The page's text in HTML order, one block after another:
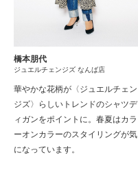
橋本朋代
ジュエルチェンジズ なんば店
華やかな花柄が〈ジュエルチェン
ジズ〉らしいトレンドのシャツデ
ィガンをポイントに。春夏はカラ
ーオンカラーのスタイリングが気
になっています。